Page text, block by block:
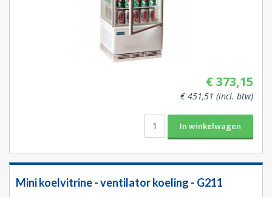
€ 373,15
€ 451,51 (incl. btw)
Mini koelvitrine - ventilator koeling - G211